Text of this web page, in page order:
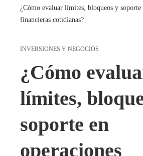
¿Cómo evaluar límites, bloqueos y soporte
financieras cotidianas?
INVERSIONES Y NEGOCIOS
¿Cómo
límites,
soporte en
operaciones